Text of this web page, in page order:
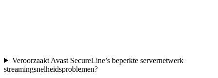
Veroorzaakt Avast SecureLine’s beperkte servernetwerk
streamingsnelheidsproblemen?